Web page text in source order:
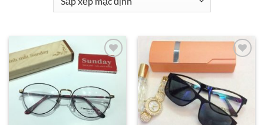
Add to
Wishlist
Add to
Wishlist